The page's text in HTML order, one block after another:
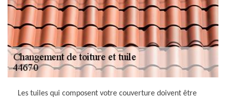
Les tuiles qui composent votre couverture doivent être